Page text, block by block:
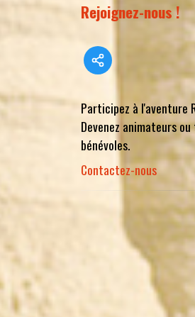
Rejoignez-nous !
Participez à l'aventure
Devenez animateurs
bénévoles.
Contactez-nous